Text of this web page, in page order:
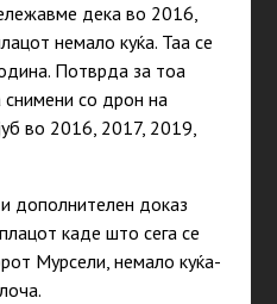
дека во 2016,
немало куќа. Таа се
Потврда за тоа
со дрон на
во 2016, 2017, 2019,
дополнителен доказ
каде што сега се
Мурсели, немало куќа-